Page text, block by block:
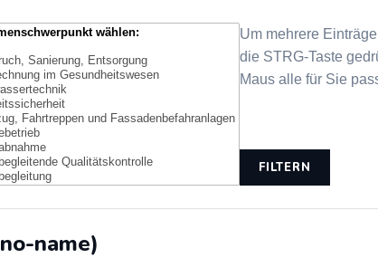
Um mehrere
die STRG-Taste
Maus alle für Sie
FILTERN
name)